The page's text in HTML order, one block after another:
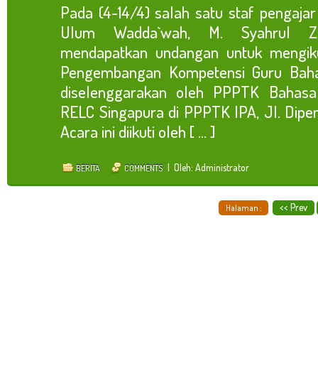
Pada (4-14/4) salah satu staf
Ulum Wadda`wah, M. Syahrul
mendapatkan undangan untuk
Pengembangan Kompetensi Guru
diselenggarakan oleh PPPTK
RELC Singapura di PPPTK IPA, Jl.
Acara ini diikuti oleh [ ... ]
BERITA COMMENTS | Oleh: Administrator
Halaman : << Prev